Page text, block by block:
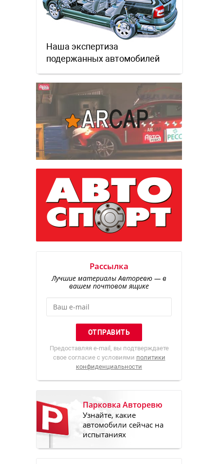
Наша экспертиза
подержанных автомобилей
Рассылка
Лучшие материалы Авторевю — в
вашем почтовом ящике
Предоставляя e-mail, вы подтверждаете
свое согласие с условиями политики
конфиденциальности
Парковка Авторевю
Узнайте, какие
автомобили сейчас на
испытаниях